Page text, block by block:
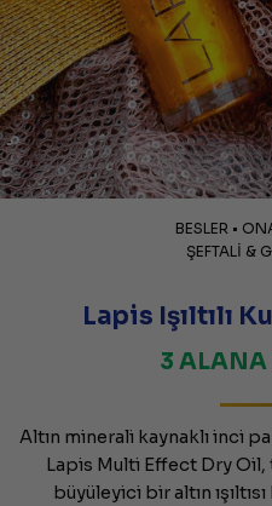
BESLER •
ŞEFTALİ &
Lapis Işıltılı
3 ALANA
Altın minerali kaynaklı inci
Lapis Multi Effect Dry
büyüleyici bir altın